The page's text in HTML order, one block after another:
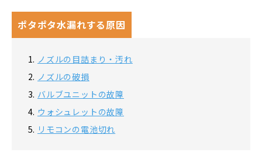
ポタポタ水漏れする原因
ノズルの目詰まり・汚れ
ノズルの破損
バルブユニットの故障
ウォシュレットの故障
リモコンの電池切れ